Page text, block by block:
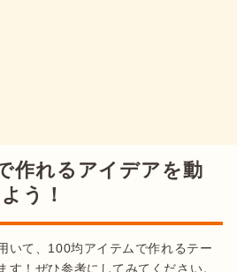
作れるアイデアを動
う！
いて、100均アイテムで作れるテー
す！ぜひ参考にしてみてください。